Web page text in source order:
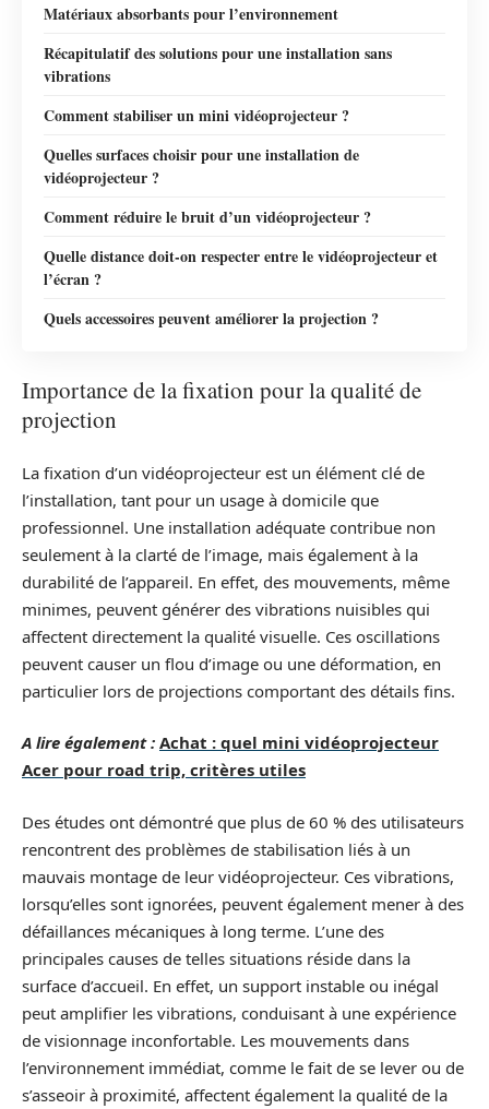
Matériaux absorbants pour l’environnement
Récapitulatif des solutions pour une installation sans
vibrations
Comment stabiliser un mini vidéoprojecteur ?
Quelles surfaces choisir pour une installation de
vidéoprojecteur ?
Comment réduire le bruit d’un vidéoprojecteur ?
Quelle distance doit-on respecter entre le vidéoprojecteur et
l’écran ?
Quels accessoires peuvent améliorer la projection ?
Importance de la fixation pour la qualité de
projection
La fixation d’un vidéoprojecteur est un élément clé de
l’installation, tant pour un usage à domicile que
professionnel. Une installation adéquate contribue non
seulement à la clarté de l’image, mais également à la
durabilité de l’appareil. En effet, des mouvements, même
minimes, peuvent générer des vibrations nuisibles qui
affectent directement la qualité visuelle. Ces oscillations
peuvent causer un flou d’image ou une déformation, en
particulier lors de projections comportant des détails fins.
A lire également : Achat : quel mini vidéoprojecteur
Acer pour road trip, critères utiles
Des études ont démontré que plus de 60 % des utilisateurs
rencontrent des problèmes de stabilisation liés à un
mauvais montage de leur vidéoprojecteur. Ces vibrations,
lorsqu’elles sont ignorées, peuvent également mener à des
défaillances mécaniques à long terme. L’une des
principales causes de telles situations réside dans la
surface d’accueil. En effet, un support instable ou inégal
peut amplifier les vibrations, conduisant à une expérience
de visionnage inconfortable. Les mouvements dans
l’environnement immédiat, comme le fait de se lever ou de
s’asseoir à proximité, affectent également la qualité de la